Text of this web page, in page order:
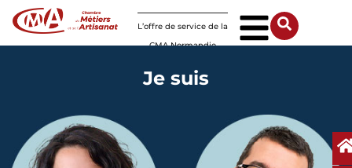
L’offre de service de la
CMA Normandie
Je suis
Panneau de gestion des cookies